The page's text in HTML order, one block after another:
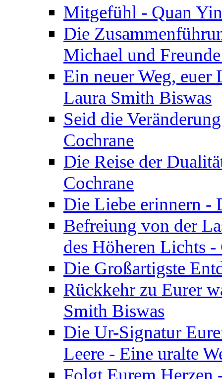
Mitgefühl - Quan
Die
Michael und
Ein neuer Weg, euer
Laura Smith Biswas
Seid die
Cochrane
Die Reise der
Cochrane
Die Liebe erinnern -
Befreiung von der
des Höheren Lichts
Die Großartigste
Rückkehr zu Eurer
Smith Biswas
Die Ur-Signatur
Leere - Eine uralte
Folgt Eurem